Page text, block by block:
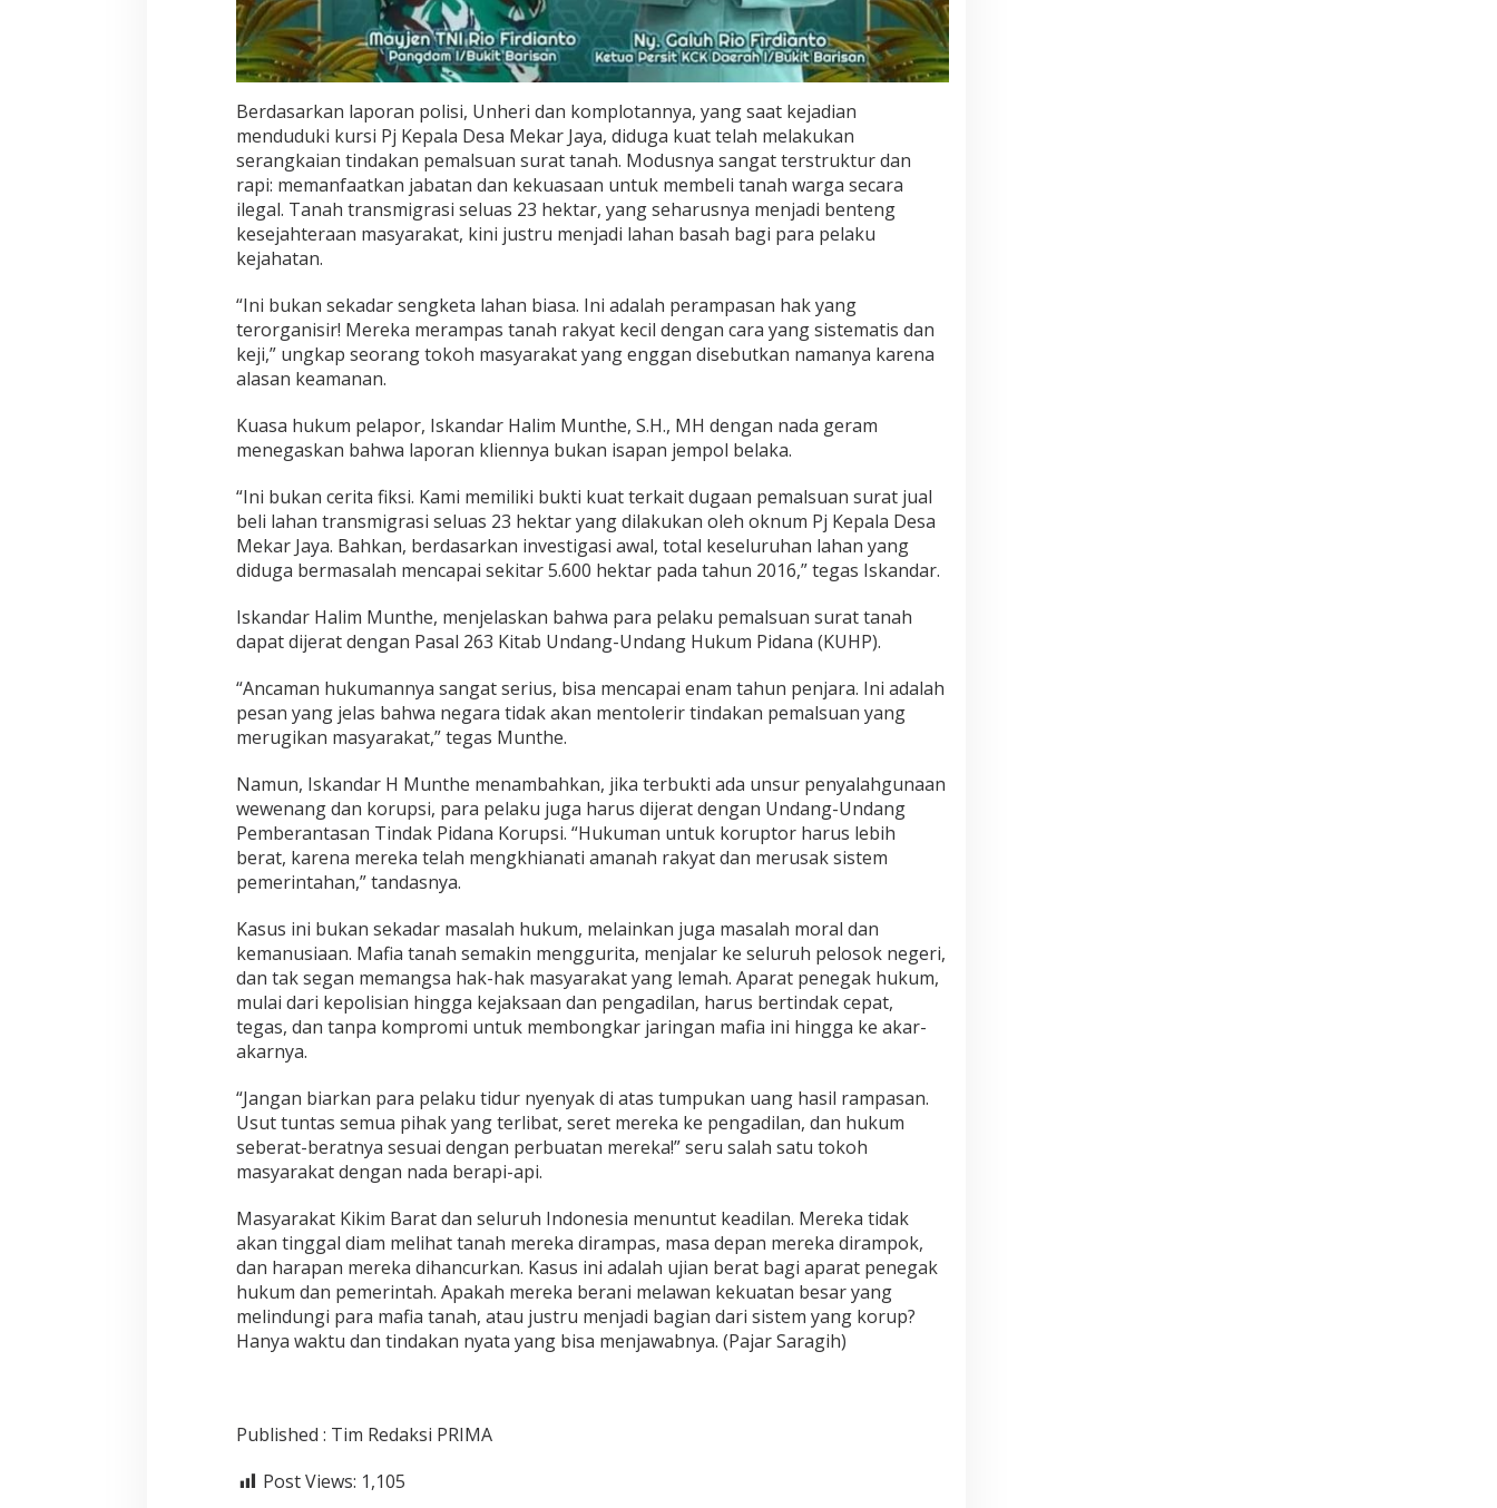
Berdasarkan laporan polisi, Unheri dan komplotannya, yang saat kejadian
menduduki kursi Pj Kepala Desa Mekar Jaya, diduga kuat telah melakukan
serangkaian tindakan pemalsuan surat tanah. Modusnya sangat terstruktur dan
rapi: memanfaatkan jabatan dan kekuasaan untuk membeli tanah warga secara
ilegal. Tanah transmigrasi seluas 23 hektar, yang seharusnya menjadi benteng
kesejahteraan masyarakat, kini justru menjadi lahan basah bagi para pelaku
kejahatan.
“Ini bukan sekadar sengketa lahan biasa. Ini adalah perampasan hak yang
terorganisir! Mereka merampas tanah rakyat kecil dengan cara yang sistematis dan
keji,” ungkap seorang tokoh masyarakat yang enggan disebutkan namanya karena
alasan keamanan.
Kuasa hukum pelapor, Iskandar Halim Munthe, S.H., MH dengan nada geram
menegaskan bahwa laporan kliennya bukan isapan jempol belaka.
“Ini bukan cerita fiksi. Kami memiliki bukti kuat terkait dugaan pemalsuan surat jual
beli lahan transmigrasi seluas 23 hektar yang dilakukan oleh oknum Pj Kepala Desa
Mekar Jaya. Bahkan, berdasarkan investigasi awal, total keseluruhan lahan yang
diduga bermasalah mencapai sekitar 5.600 hektar pada tahun 2016,” tegas Iskandar.
Iskandar Halim Munthe, menjelaskan bahwa para pelaku pemalsuan surat tanah
dapat dijerat dengan Pasal 263 Kitab Undang-Undang Hukum Pidana (KUHP).
“Ancaman hukumannya sangat serius, bisa mencapai enam tahun penjara. Ini adalah
pesan yang jelas bahwa negara tidak akan mentolerir tindakan pemalsuan yang
merugikan masyarakat,” tegas Munthe.
Namun, Iskandar H Munthe menambahkan, jika terbukti ada unsur penyalahgunaan
wewenang dan korupsi, para pelaku juga harus dijerat dengan Undang-Undang
Pemberantasan Tindak Pidana Korupsi. “Hukuman untuk koruptor harus lebih
berat, karena mereka telah mengkhianati amanah rakyat dan merusak sistem
pemerintahan,” tandasnya.
Kasus ini bukan sekadar masalah hukum, melainkan juga masalah moral dan
kemanusiaan. Mafia tanah semakin menggurita, menjalar ke seluruh pelosok negeri,
dan tak segan memangsa hak-hak masyarakat yang lemah. Aparat penegak hukum,
mulai dari kepolisian hingga kejaksaan dan pengadilan, harus bertindak cepat,
tegas, dan tanpa kompromi untuk membongkar jaringan mafia ini hingga ke akar-
akarnya.
“Jangan biarkan para pelaku tidur nyenyak di atas tumpukan uang hasil rampasan.
Usut tuntas semua pihak yang terlibat, seret mereka ke pengadilan, dan hukum
seberat-beratnya sesuai dengan perbuatan mereka!” seru salah satu tokoh
masyarakat dengan nada berapi-api.
Masyarakat Kikim Barat dan seluruh Indonesia menuntut keadilan. Mereka tidak
akan tinggal diam melihat tanah mereka dirampas, masa depan mereka dirampok,
dan harapan mereka dihancurkan. Kasus ini adalah ujian berat bagi aparat penegak
hukum dan pemerintah. Apakah mereka berani melawan kekuatan besar yang
melindungi para mafia tanah, atau justru menjadi bagian dari sistem yang korup?
Hanya waktu dan tindakan nyata yang bisa menjawabnya. (Pajar Saragih)
Published : Tim Redaksi PRIMA
Post Views: 1,105